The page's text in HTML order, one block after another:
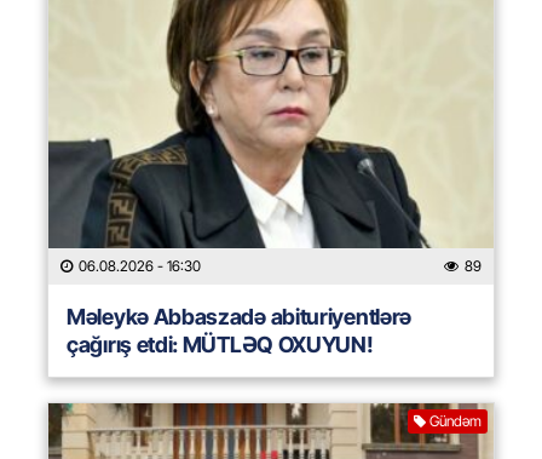
06.08.2026 - 16:30 89
Məleykə Abbaszadə abituriyentlərə
çağırış etdi: MÜTLƏQ OXUYUN!
Gündəm